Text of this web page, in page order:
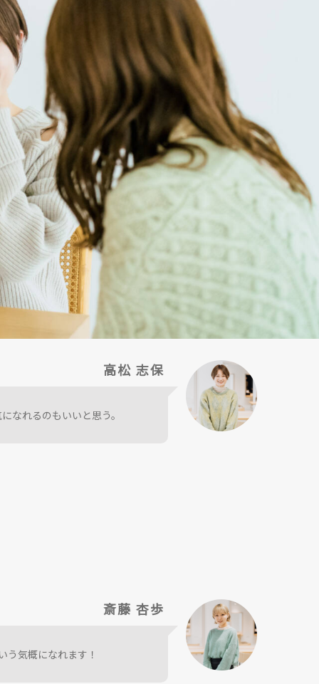
高松 志保
なれるのもいいと思う。
斎藤 杏歩
う気概になれます！